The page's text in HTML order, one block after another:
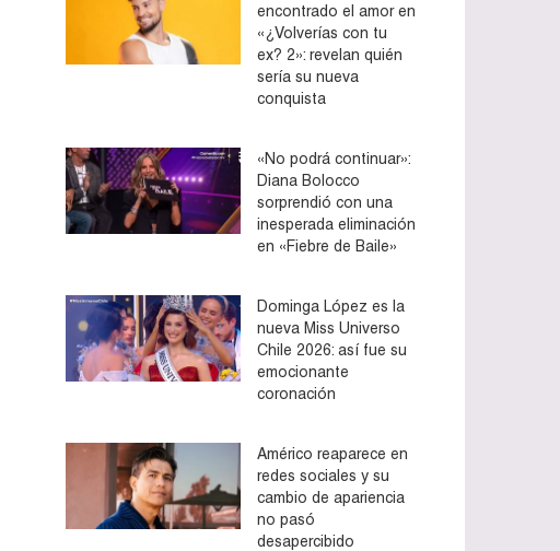
encontrado el amor en
«¿Volverías con tu
ex? 2»: revelan quién
sería su nueva
conquista
«No podrá continuar»:
Diana Bolocco
sorprendió con una
inesperada eliminación
en «Fiebre de Baile»
Dominga López es la
nueva Miss Universo
Chile 2026: así fue su
emocionante
coronación
Américo reaparece en
redes sociales y su
cambio de apariencia
no pasó
desapercibido